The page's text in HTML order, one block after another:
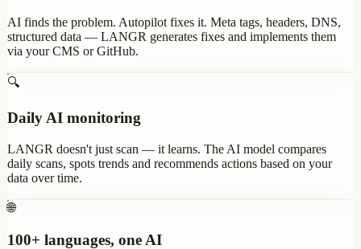
AI finds the problem. Autopilot fixes it. Meta tags, headers, DNS,
structured data — LANGR generates fixes and implements them
via your CMS or GitHub.
🔍
Daily AI monitoring
LANGR doesn't just scan — it learns. The AI model compares
daily scans, spots trends and recommends actions based on your
data over time.
🌐
100+ languages, one AI